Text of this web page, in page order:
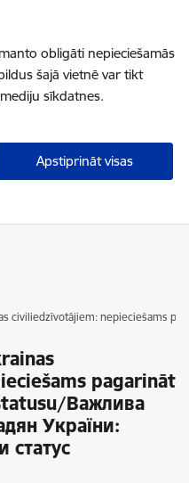
obligāti nepieciešamās
šajā vietnē var tikt
sīkdatnes.
Apstiprināt visas
civiliedzīvotājiem: nepieciešams
pagarināt
Важлива
України:
статус